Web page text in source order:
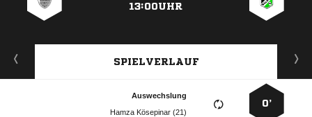
13:00UHR
SPIELVERLAUF
0’
Auswechslung
  